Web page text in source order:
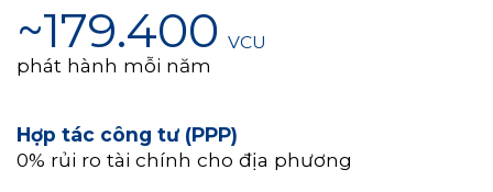
~179.400 VCU
phát hành mỗi năm
Hợp tác công tư (PPP)
0% rủi ro tài chính cho địa phương